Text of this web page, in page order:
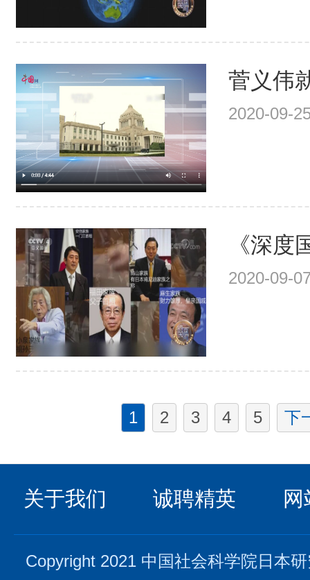
菅义伟
2020-09-
《深
2020-09-
1 2 3 4 5 下
关于我们 诚聘精英
Copyright 2021 中国社会科学院日本